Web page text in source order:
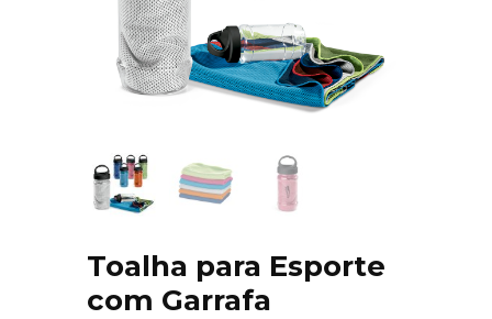
Toalha para Esporte
com Garrafa